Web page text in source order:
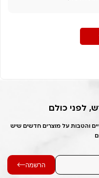
לפני כולם
והטבות על מוצרים חדשים שיש
הרשמה